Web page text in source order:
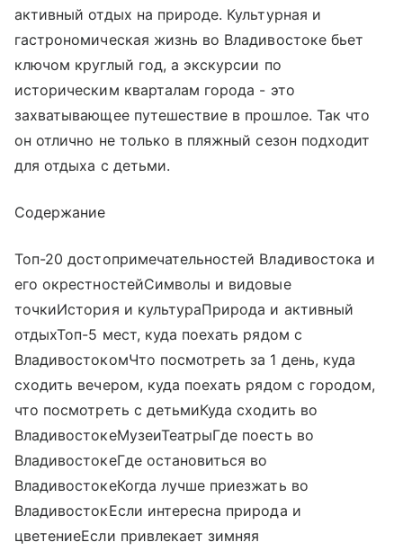
активный отдых на природе. Культурная и
гастрономическая жизнь во Владивостоке бьет
ключом круглый год, а экскурсии по
историческим кварталам города - это
захватывающее путешествие в прошлое. Так что
он отлично не только в пляжный сезон подходит
для отдыха с детьми.
Содержание
Топ-20 достопримечательностей Владивостока и
его окрестностейСимволы и видовые
точкиИстория и культураПрирода и активный
отдыхТоп-5 мест, куда поехать рядом с
ВладивостокомЧто посмотреть за 1 день, куда
сходить вечером, куда поехать рядом с городом,
что посмотреть с детьмиКуда сходить во
ВладивостокеМузеиТеатрыГде поесть во
ВладивостокеГде остановиться во
ВладивостокеКогда лучше приезжать во
ВладивостокЕсли интересна природа и
цветениеЕсли привлекает зимняя